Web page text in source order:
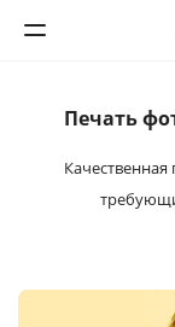
Печать фото
Интерьерная
Печать